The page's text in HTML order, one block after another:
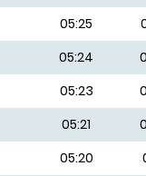
05:25
05:24
05:23
05:21
05:20